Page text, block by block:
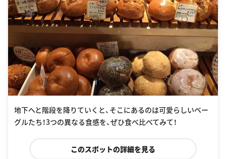
地下へと階段を降りていくと、そこにあるのは可愛らしいベー
グルたち！3つの異なる食感を、ぜひ食べ比べてみて！
このスポットの詳細を見る